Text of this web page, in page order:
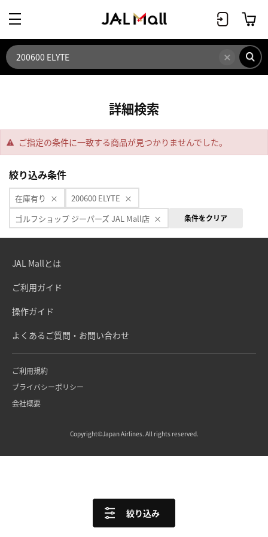
詳細検索
ご指定の条件に一致する商品が見つかりませんでした。
絞り込み条件
在庫有り
200600 ELYTE
ゴルフショップ ジーパーズ JAL Mall店
条件をクリア
絞り込み
JAL Mallとは
ご利用ガイド
操作ガイド
よくあるご質問・お問い合わせ
ご利用規約
プライバシーポリシー
会社概要
Copyright©Japan Airlines. All rights reserved.